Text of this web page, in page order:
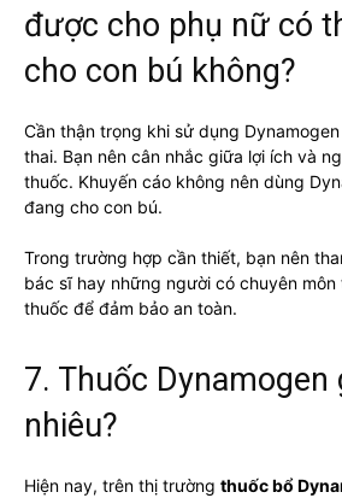
được cho phụ nữ có
cho con bú không?
Cần thận trọng khi sử dụng
thai. Bạn nên cân nhắc giữa lợi ích và
thuốc. Khuyến cáo không nên dùng
đang cho con bú.
Trong trường hợp cần thiết, bạn nên
bác sĩ hay những người có chuyên
thuốc để đảm bảo an toàn.
7. Thuốc Dynamogen
nhiêu?
Hiện nay, trên thị trường thuốc bổ